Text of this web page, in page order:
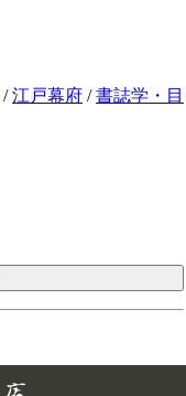
/江戸幕府 /書誌学・目